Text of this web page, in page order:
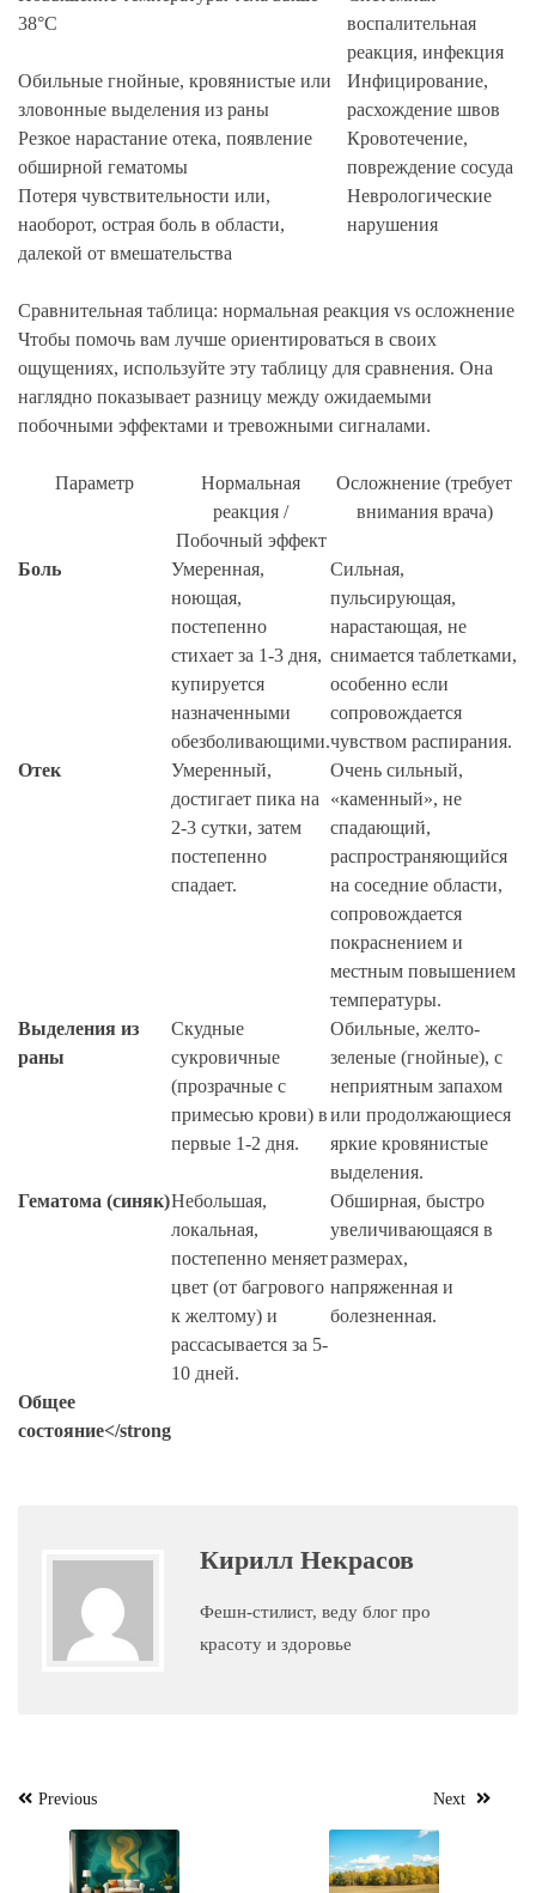
38°C
воспалительная
реакция, инфекция
Обильные гнойные, кровянистые или
зловонные выделения из раны
Инфицирование,
расхождение швов
Резкое нарастание отека, появление
обширной гематомы
Кровотечение,
повреждение сосуда
Потеря чувствительности или,
наоборот, острая боль в области,
далекой от вмешательства
Неврологические
нарушения
Сравнительная таблица: нормальная реакция vs осложнение
Чтобы помочь вам лучше ориентироваться в своих
ощущениях, используйте эту таблицу для сравнения. Она
наглядно показывает разницу между ожидаемыми
побочными эффектами и тревожными сигналами.
Параметр
Нормальная
реакция /
Побочный эффект
Осложнение (требует
внимания врача)
Боль
Умеренная,
ноющая,
постепенно
стихает за 1-3 дня,
купируется
назначенными
обезболивающими.
Сильная,
пульсирующая,
нарастающая, не
снимается таблетками,
особенно если
сопровождается
чувством распирания.
Отек
Умеренный,
достигает пика на
2-3 сутки, затем
постепенно
спадает.
Очень сильный,
«каменный», не
спадающий,
распространяющийся
на соседние области,
сопровождается
покраснением и
местным повышением
температуры.
Выделения из
раны
Скудные
сукровичные
(прозрачные с
примесью крови) в
первые 1-2 дня.
Обильные, желто-
зеленые (гнойные), с
неприятным запахом
или продолжающиеся
яркие кровянистые
выделения.
Гематома (синяк)Небольшая,
локальная,
постепенно меняет
цвет (от багрового
к желтому) и
рассасывается за 5-
10 дней.
Обширная, быстро
увеличивающаяся в
размерах,
напряженная и
болезненная.
Общее
состояние</strong
Кирилл Некрасов
Фешн-стилист, веду блог про
красоту и здоровье
Навигация
записям
Previous Next